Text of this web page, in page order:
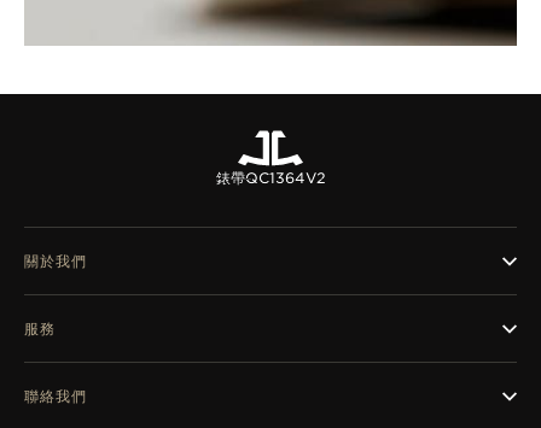
錶帶QC1364V2
關於我們
服務
聯絡我們